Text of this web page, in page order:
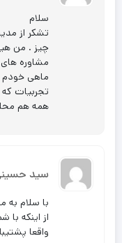
سلام
تشکر از
چیز . من
مشاوره
ماهی خودم
تجربیات
همه هم
سید
با سلام
از اینکه
واقعا